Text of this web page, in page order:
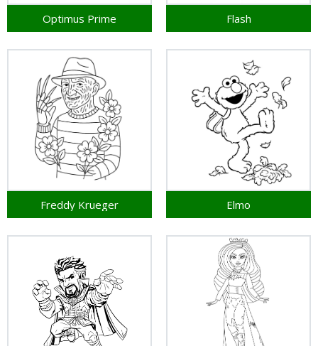
Optimus Prime Flash
Freddy Krueger Elmo